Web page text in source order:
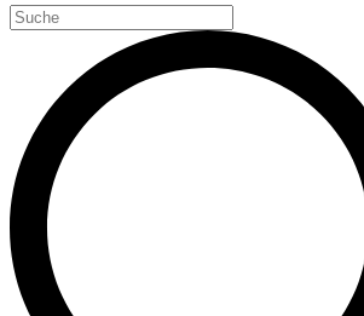
Search
for: